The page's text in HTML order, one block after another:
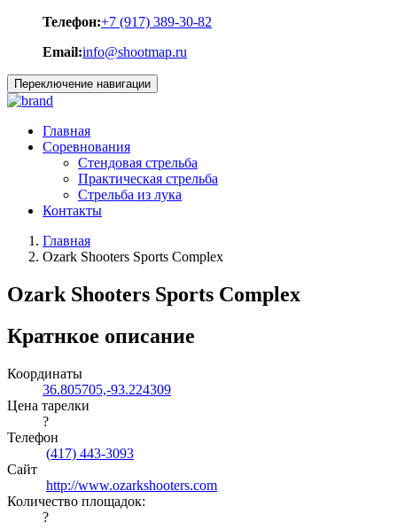
Телефон:+7 (917) 389-30-82
Email:info@shootmap.ru
Переключение навигации
Главная
Соревнования
Стендовая стрельба
Практическая стрельба
Стрельба из лука
Контакты
Главная
Ozark Shooters Sports Complex
Ozark Shooters Sports Complex
Кратнкое описание
Координаты
36.805705,-93.224309
Цена тарелки
?
Телефон
(417) 443-3093
Сайт
http://www.ozarkshooters.com
Количество площадок:
?